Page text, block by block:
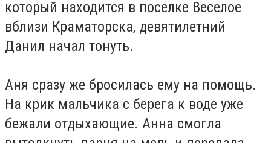
который находится в поселке Веселое
вблизи Краматорска, девятилетний
Данил начал тонуть.
Аня сразу же бросилась ему на помощь.
На крик мальчика с берега к воде уже
бежали отдыхающие. Анна смогла